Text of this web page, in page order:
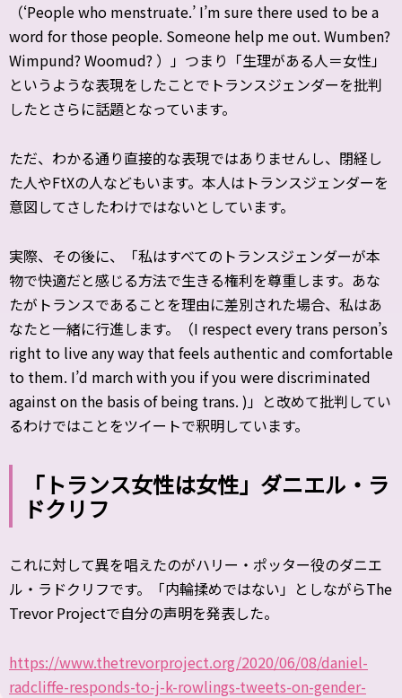
（‘People who menstruate.’ I’m sure there used to be a
word for those people. Someone help me out. Wumben?
Wimpund? Woomud? ）」つまり「生理がある人＝女性」
というような表現をしたことでトランスジェンダーを批判
したとさらに話題となっています。
ただ、わかる通り直接的な表現ではありませんし、閉経し
た人やFtXの人などもいます。本人はトランスジェンダーを
意図してさしたわけではないとしています。
実際、その後に、「私はすべてのトランスジェンダーが本
物で快適だと感じる方法で生きる権利を尊重します。あな
たがトランスであることを理由に差別された場合、私はあ
なたと一緒に行進します。（I respect every trans person’s
right to live any way that feels authentic and comfortable
to them. I’d march with you if you were discriminated
against on the basis of being trans. )」と改めて批判してい
るわけではことをツイートで釈明しています。
「トランス女性は女性」ダニエル・ラ
ドクリフ
これに対して異を唱えたのがハリー・ポッター役のダニエ
ル・ラドクリフです。「内輪揉めではない」としながらThe
Trevor Projectで自分の声明を発表した。
https://www.thetrevorproject.org/2020/06/08/daniel-
radcliffe-responds-to-j-k-rowlings-tweets-on-gender-